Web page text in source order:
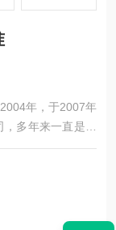
年，于2007年
多年来一直是从
体的精密仪器公